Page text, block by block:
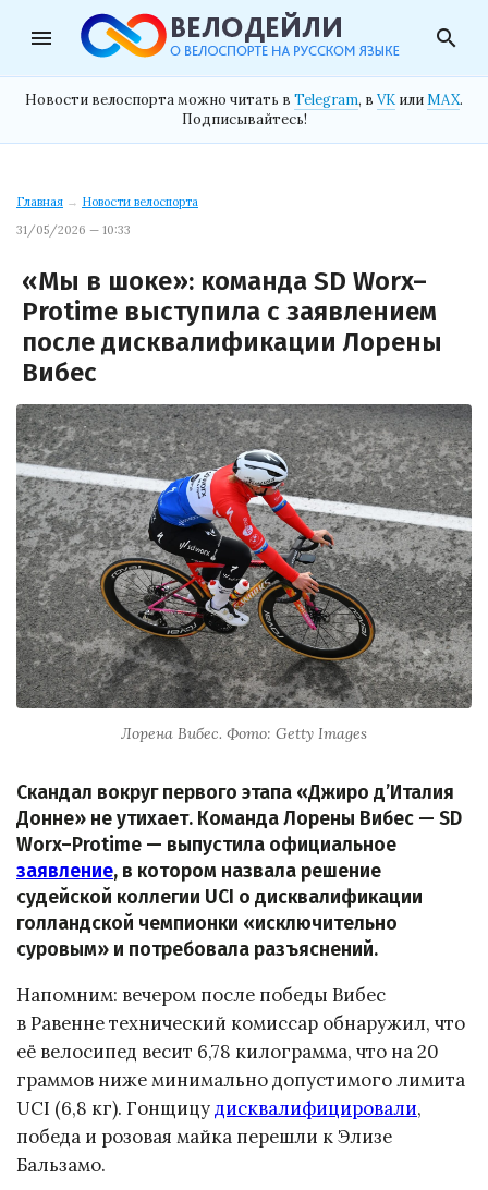
menu search
Новости велоспорта можно читать в Telegram, в VK илиMAX.
Подписывайтесь!
Главная → Новости велоспорта
31/05/2026 — 10:33
«Мы в шоке»: команда SD Worx–
Protime выступила с заявлением
после дисквалификации Лорены
Вибес
Лорена Вибес. Фото: Getty Images
Скандал вокруг первого этапа «Джиро д’Италия
Донне» не утихает. Команда Лорены Вибес — SD
Worx–Protime — выпустила официальное
заявление, в котором назвала решение
судейской коллегии UCI о дисквалификации
голландской чемпионки «исключительно
суровым» и потребовала разъяснений.
Напомним: вечером после победы Вибес
в Равенне технический комиссар обнаружил, что
её велосипед весит 6,78 килограмма, что на 20
граммов ниже минимально допустимого лимита
UCI (6,8 кг). Гонщицудисквалифицировали,
победа и розовая майка перешли к Элизе
Бальзамо.